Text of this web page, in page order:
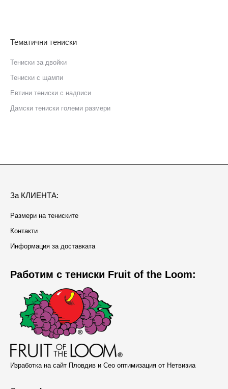
Тематични тениски
Тениски за двойки
Тениски с щампи
Eвтини тениски с надписи
Дамски тениски големи размери
За КЛИЕНТА:
Размери на тениските
Контакти
Информация за доставката
Работим с тениски Fruit of the Loom:
Изработка на сайт Пловдив и Сео оптимизация от Нетвизиа